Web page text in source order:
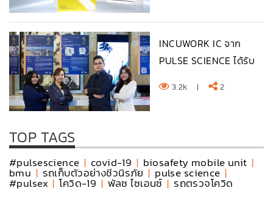
INCUWORK IC จาก
PULSE SCIENCE ได้รับ
3.2k | 2
TOP TAGS
#pulsescience | covid-19 | biosafety mobile unit |
bmu | รถเก็บตัวอย่างชีวนิรภัย | pulse science |
#pulsex | โควิด-19 | พัลซ ไซเอนซ์ | รถตรวจโควิด